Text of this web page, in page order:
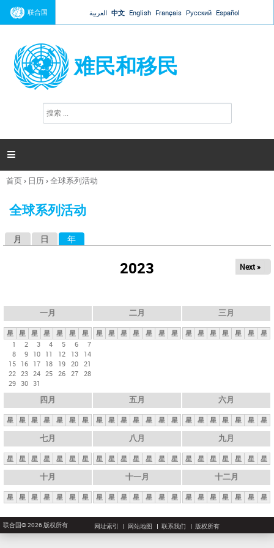
Jump to navigation
联合国 العربية 中文 English Français Русский Español
难民和移民
搜
索

你
这
首页› 日历›全球系列活动
全球系列活动
月 日 年
2023 Next »
一月
星 星 星 星 星 星
星
1
2 3 4 5 6
7
8
9 10 11 12 13
14
15 16 17 18 19 20 21
22 23 24 25 26 27 28
29 30 31
二月
星 星 星 星 星 星 星
三月
星 星 星 星 星 星 星
四月
星 星 星 星 星 星 星
五月
星 星 星 星 星 星 星
六月
星 星 星 星 星 星 星
七月
星 星 星 星 星 星 星
八月
星 星 星 星 星 星 星
九月
星 星 星 星 星 星 星
十月
星 星 星 星 星 星 星
十一月
星 星 星 星 星 星 星
十二月
星 星 星 星 星 星 星
联合国© 2026 版权所有 网址索引 网站地图 联系我们 版权所有